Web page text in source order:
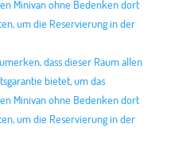
Minivan ohne Bedenken dort
um die Reservierung in der
dass dieser Raum allen
bietet, um das
Minivan ohne Bedenken dort
um die Reservierung in der